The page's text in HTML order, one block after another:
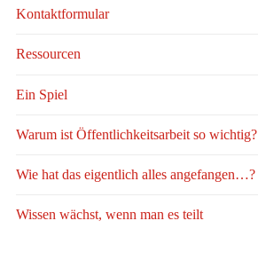
Kontaktformular
Ressourcen
Ein Spiel
Warum ist Öffentlichkeitsarbeit so wichtig?
Wie hat das eigentlich alles angefangen…?
Wissen wächst, wenn man es teilt